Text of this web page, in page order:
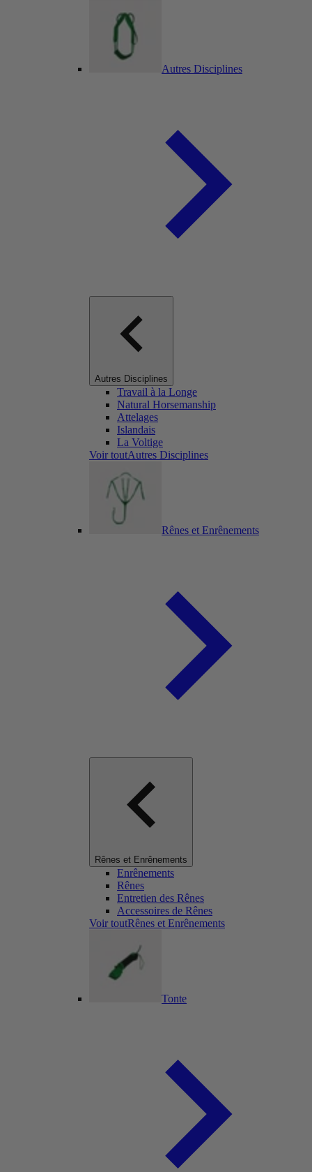
Autres Disciplines
Autres Disciplines
Travail à la Longe
Natural Horsemanship
Attelages
Islandais
La Voltige
Voir toutAutres Disciplines
Rênes et Enrênements
Rênes et Enrênements
Enrênements
Rênes
Entretien des Rênes
Accessoires de Rênes
Voir toutRênes et Enrênements
Tonte